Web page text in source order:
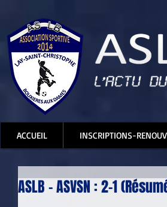
ACCUEIL INSCRIPTIONS-
ASLB - ASVSN : 2-1